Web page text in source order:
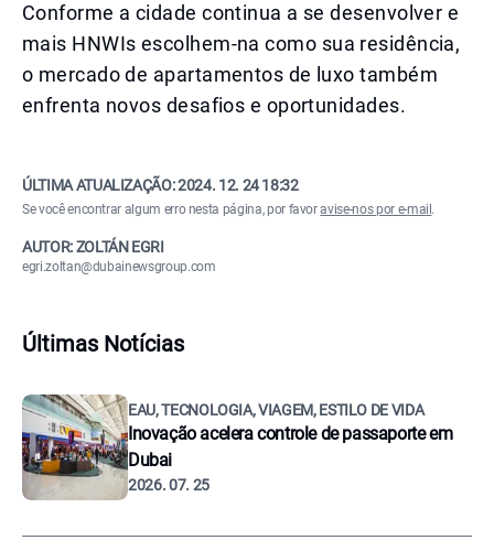
Conforme a cidade continua a se desenvolver e
mais HNWIs escolhem-na como sua residência,
o mercado de apartamentos de luxo também
enfrenta novos desafios e oportunidades.
ÚLTIMA ATUALIZAÇÃO:2024. 12. 24 18:32
Se você encontrar algum erro nesta página, por favoravise-nos por e-mail .
AUTOR: ZOLTÁN EGRI
egri.zoltan@dubainewsgroup.com
Últimas Notícias
EAU, TECNOLOGIA, VIAGEM, ESTILO DE VIDA
Inovação acelera controle de passaporte em
Dubai
2026. 07. 25